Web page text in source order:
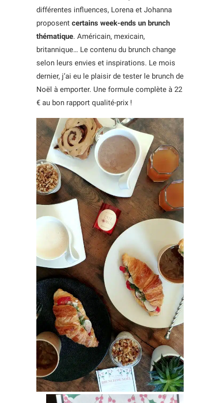
différentes influences, Lorena et Johanna
proposent certains week-ends un brunch
thématique. Américain, mexicain,
britannique… Le contenu du brunch change
selon leurs envies et inspirations. Le mois
dernier, j’ai eu le plaisir de tester le brunch de
Noël à emporter. Une formule complète à 22
€ au bon rapport qualité-prix !